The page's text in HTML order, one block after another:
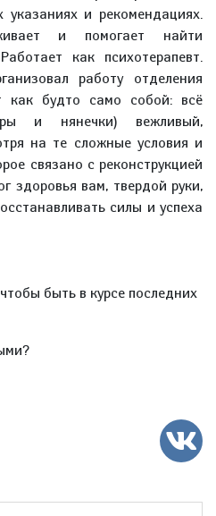
указаниях и рекомендациях.
и помогает найти
как психотерапевт.
работу отделения
как будто само собой: всё
и нянечки) вежливый,
на те сложные условия и
связано с реконструкцией
здоровья вам, твердой руки,
силы и успеха
быть в курсе последних